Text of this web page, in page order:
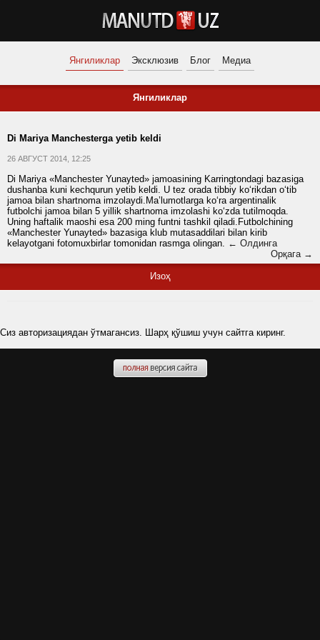
Янгиликлар Эксклюзив Блог Медиа
Янгиликлар
Di Mariya Manchesterga yetib keldi
26 АВГУСТ 2014, 12:25
Di Mariya «Manchester Yunayted» jamoasining Karringtondagi bazasiga
dushanba kuni kechqurun yetib keldi. U tez orada tibbiy ko‘rikdan o‘tib
jamoa bilan shartnoma imzolaydi.Ma’lumotlarga ko‘ra argentinalik
futbolchi jamoa bilan 5 yillik shartnoma imzolashi ko‘zda tutilmoqda.
Uning haftalik maoshi esa 200 ming funtni tashkil qiladi.Futbolchining
«Manchester Yunayted» bazasiga klub mutasaddilari bilan kirib
kelayotgani fotomuxbirlar tomonidan rasmga olingan. ← Олдинга
Орқага →
Изоҳ
Сиз авторизациядан ўтмагансиз. Шарҳ қўшиш учун сайтга киринг.